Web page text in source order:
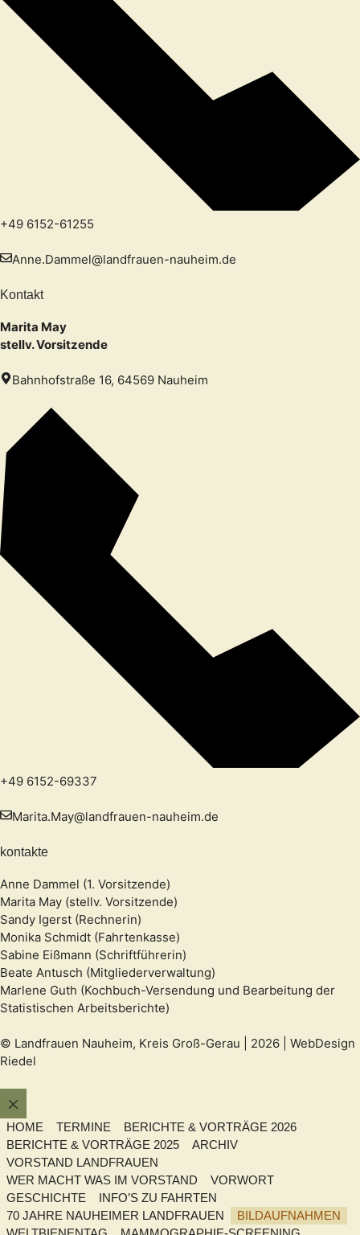
+49 6152-61255
Anne.Dammel@landfrauen-nauheim.de
Kontakt
Marita May
stellv. Vorsitzende
Bahnhofstraße 16, 64569 Nauheim
+49 6152-69337
Marita.May@landfrauen-nauheim.de
kontakte
Anne Dammel (1. Vorsitzende)
Marita May (stellv. Vorsitzende)
Sandy Igerst (Rechnerin)
Monika Schmidt (Fahrtenkasse)
Sabine Eißmann (Schriftführerin)
Beate Antusch (Mitgliederverwaltung)
Marlene Guth (Kochbuch-Versendung und Bearbeitung der
Statistischen Arbeitsberichte)
© Landfrauen Nauheim, Kreis Groß-Gerau | 2026 | WebDesign
Riedel
Schließen
HOME
TERMINE
BERICHTE & VORTRÄGE 2026
BERICHTE & VORTRÄGE 2025
ARCHIV
VORSTAND LANDFRAUEN
WER MACHT WAS IM VORSTAND
VORWORT
GESCHICHTE
INFO’S ZU FAHRTEN
70 JAHRE NAUHEIMER LANDFRAUEN
BILDAUFNAHMEN